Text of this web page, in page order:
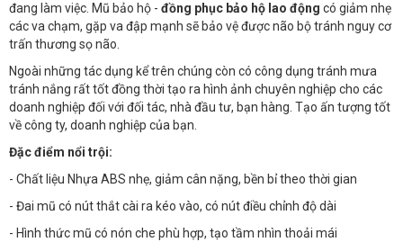
đang làm việc. Mũ bảo hộ - đồng phục bảo hộ lao động có giảm nhẹ
các va chạm, gặp va đập mạnh sẽ bảo vệ được não bộ tránh nguy cơ
trấn thương sọ não.
Ngoài những tác dụng kể trên chúng còn có công dụng tránh mưa
tránh nắng rất tốt đồng thời tạo ra hình ảnh chuyên nghiệp cho các
doanh nghiệp đối với đối tác, nhà đầu tư, bạn hàng. Tạo ấn tượng tốt
về công ty, doanh nghiệp của bạn.
Đặc điểm nổi trội:
- Chất liệu Nhựa ABS nhẹ, giảm cân nặng, bền bỉ theo thời gian
- Đai mũ có nút thắt cài ra kéo vào, có nút điều chỉnh độ dài
- Hình thức mũ có nón che phù hợp, tạo tầm nhìn thoải mái